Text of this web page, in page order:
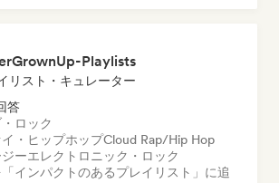
Playlists
リスト・キュレーター
答
ロック
・ヒップホップCloud Rap/Hip Hop
ーエレクトロニック・ロック
インパクトのあるプレイリスト」に追